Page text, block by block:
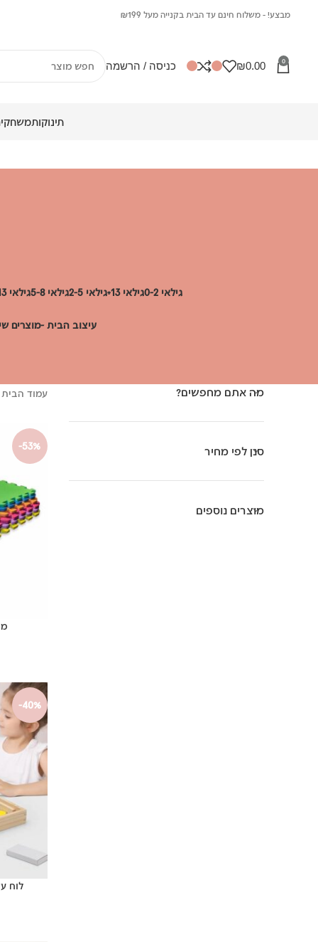
מבצע! - משלוח חינם עד הבית בקנייה מעל ₪199
0
₪0.00 כניסה / הרשמה
תינוקות
גילאי 0-2 גילאי 13+ גילאי 2-5 גילאי 5-8 גילאי 8-13
עיצוב הבית -מוצרים
מה אתם מחפשים?
סנן לפי מחיר
מוצרים נוספים
עמוד הבית
-53%
-40%
לוח